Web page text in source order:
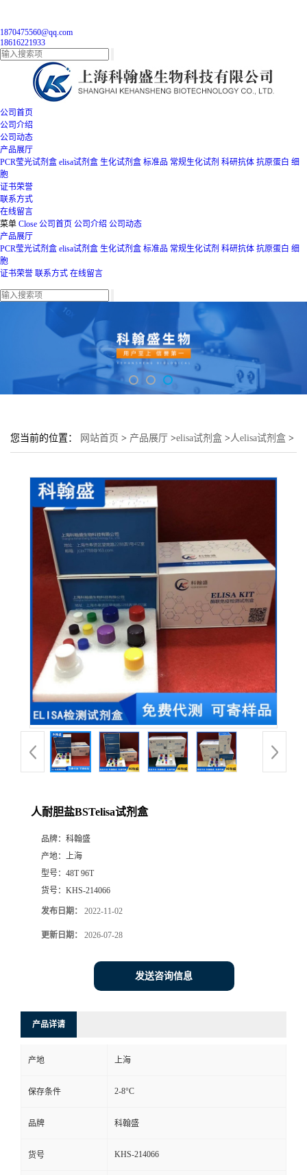
1870475560@qq.com
18616221933
公司首页
公司介绍
公司动态
产品展厅
PCR莹光试剂盒 elisa试剂盒 生化试剂盒 标准品 常规生化试剂 科研抗体 抗原蛋白 细
胞
证书荣誉
联系方式
在线留言
菜单 Close 公司首页 公司介绍 公司动态
产品展厅
PCR莹光试剂盒 elisa试剂盒 生化试剂盒 标准品 常规生化试剂 科研抗体 抗原蛋白 细
胞
证书荣誉 联系方式 在线留言
您当前的位置： 网站首页 > 产品展厅 >elisa试剂盒 >人elisa试剂盒 >
人耐胆盐BSTelisa试剂盒
品牌： 科翰盛
产地： 上海
型号： 48T 96T
货号： KHS-214066
发布日期： 2022-11-02
更新日期： 2026-07-28
发送咨询信息
产品详请
产地 上海
保存条件 2-8°C
品牌 科翰盛
货号 KHS-214066